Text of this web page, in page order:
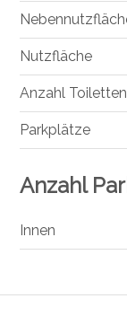
Nutzfläche
Anzahl Toiletten
Parkplätze
Anzahl
Innen